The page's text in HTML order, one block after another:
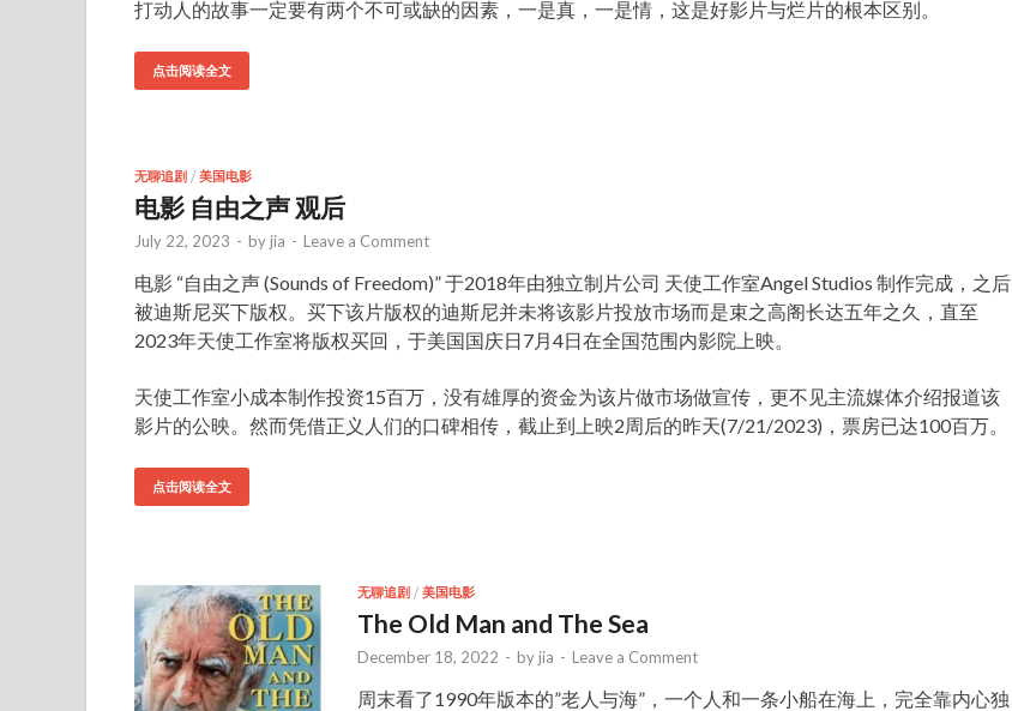
打动人的故事一定要有两个不可或缺的因素，一是真，一是情，这是好影片与烂片的根本区别。
点击阅读全文
无聊追剧 / 美国电影
电影 自由之声 观后
July 22, 2023 - by jia - Leave a Comment
电影 “自由之声 (Sounds of Freedom)” 于2018年由独立制片公司 天使工作室Angel Studios 制作完成，之后
被迪斯尼买下版权。买下该片版权的迪斯尼并未将该影片投放市场而是束之高阁长达五年之久，直至
2023年天使工作室将版权买回，于美国国庆日7月4日在全国范围内影院上映。
天使工作室小成本制作投资15百万，没有雄厚的资金为该片做市场做宣传，更不见主流媒体介绍报道该
影片的公映。然而凭借正义人们的口碑相传，截止到上映2周后的昨天(7/21/2023)，票房已达100百万。
点击阅读全文
无聊追剧 / 美国电影
The Old Man and The Sea
December 18, 2022 - by jia - Leave a Comment
周末看了1990年版本的”老人与海”，一个人和一条小船在海上，完全靠内心独